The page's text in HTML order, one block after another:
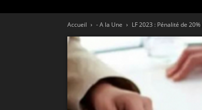
Accueil - A la Une LF 2023 : Pénalité de